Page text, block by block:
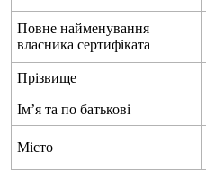
Повне найменування
власника сертифіката
Прізвище
Ім’я та по батькові
Місто